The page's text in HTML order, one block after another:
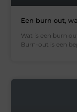
Een burn out,
Wat is een burn
Burn-out is een